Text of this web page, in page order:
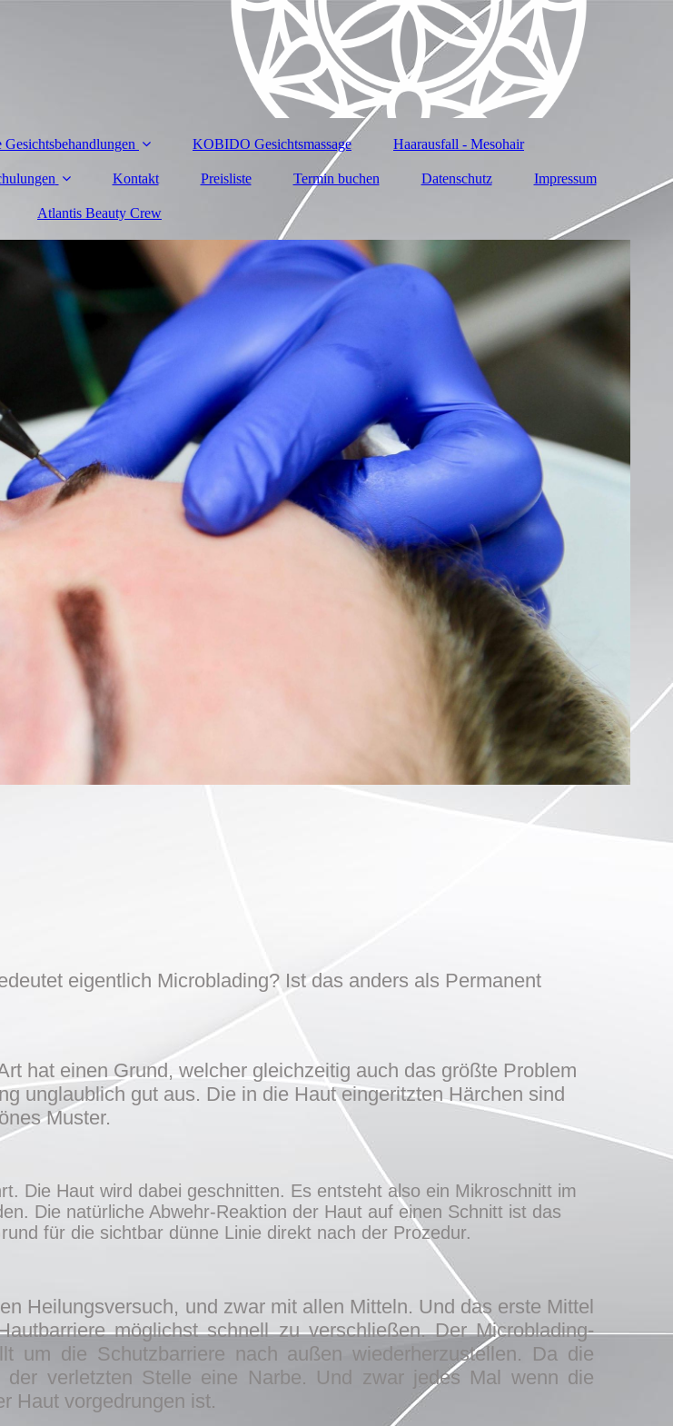
Gesichtsbehandlungen KOBIDO Gesichtsmassage Haarausfall - Mesohair
Kontakt Preisliste Termin buchen Datenschutz Impressum
Atlantis Beauty Crew
eigentlich Microblading? Ist das anders als Permanent
hat einen Grund, welcher gleichzeitig auch das größte Problem
unglaublich gut aus. Die in die Haut eingeritzten Härchen sind
Muster.
Die Haut wird dabei geschnitten. Es entsteht also ein Mikroschnitt im
Die natürliche Abwehr-Reaktion der Haut auf einen Schnitt ist das
für die sichtbar dünne Linie direkt nach der Prozedur.
Heilungsversuch, und zwar mit allen Mitteln. Und das erste Mittel
möglichst schnell zu verschließen. Der Microblading-
um die Schutzbarriere nach außen wiederherzustellen. Da die
verletzten Stelle eine Narbe. Und zwar jedes Mal wenn die
Haut vorgedrungen ist.